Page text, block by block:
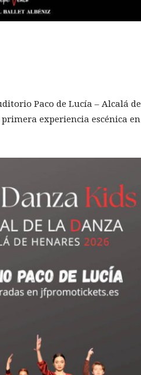
Paco de Lucía – Alcalá de
experiencia escénica en